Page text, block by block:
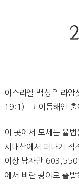
이스라엘 백성은 라암
19:1).
그 이듬해인 출
이 곳에서 모세는 율법
시내산에서 떠나기 직
이상 남자만 603,550
에서 바란 광야로 출발